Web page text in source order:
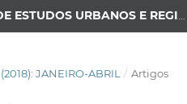
JANEIRO-ABRIL / Artigos